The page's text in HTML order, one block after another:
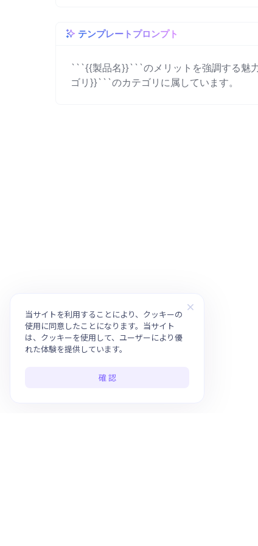
テンプレートプロンプト
```{{製品名}}```のメリットを強調する魅
当サイトを利用することにより、クッキーの
使用に同意したことになります。当サイト
は、クッキーを使用して、ユーザーにより優
れた体験を提供しています。
確 認